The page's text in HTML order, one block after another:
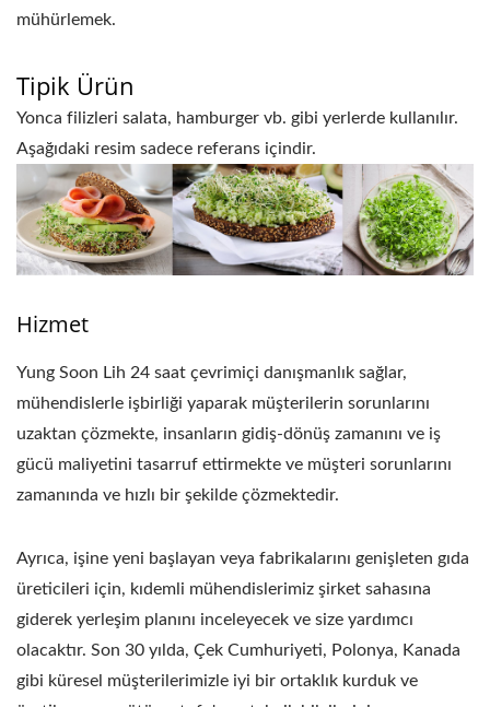
mühürlemek.
Tipik Ürün
Yonca filizleri salata, hamburger vb. gibi yerlerde kullanılır.
Aşağıdaki resim sadece referans içindir.
Hizmet
Yung Soon Lih 24 saat çevrimiçi danışmanlık sağlar,
mühendislerle işbirliği yaparak müşterilerin sorunlarını
uzaktan çözmekte, insanların gidiş-dönüş zamanını ve iş
gücü maliyetini tasarruf ettirmekte ve müşteri sorunlarını
zamanında ve hızlı bir şekilde çözmektedir.
Ayrıca, işine yeni başlayan veya fabrikalarını genişleten gıda
üreticileri için, kıdemli mühendislerimiz şirket sahasına
giderek yerleşim planını inceleyecek ve size yardımcı
olacaktır. Son 30 yılda, Çek Cumhuriyeti, Polonya, Kanada
gibi küresel müşterilerimizle iyi bir ortaklık kurduk ve